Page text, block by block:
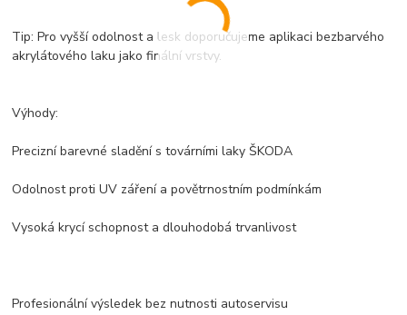
Tip: Pro vyšší odolnost a lesk doporučujeme aplikaci bezbarvého
akrylátového laku jako finální vrstvy.
Výhody:
Precizní barevné sladění s továrními laky ŠKODA
Odolnost proti UV záření a povětrnostním podmínkám
Vysoká krycí schopnost a dlouhodobá trvanlivost
Profesionální výsledek bez nutnosti autoservisu